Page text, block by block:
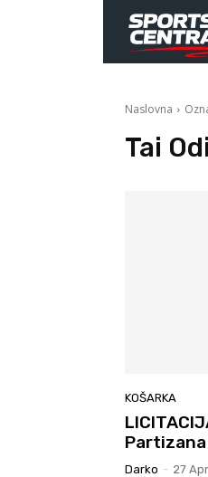
Naslovna
Tai
KOŠARKA
Partizana
Darko - 27